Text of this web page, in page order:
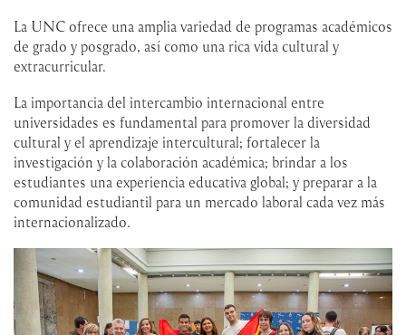
La UNC ofrece una amplia variedad de programas académicos
de grado y posgrado, así como una rica vida cultural y
extracurricular.
La importancia del intercambio internacional entre
universidades es fundamental para promover la diversidad
cultural y el aprendizaje intercultural; fortalecer la
investigación y la colaboración académica; brindar a los
estudiantes una experiencia educativa global; y preparar a la
comunidad estudiantil para un mercado laboral cada vez más
internacionalizado.